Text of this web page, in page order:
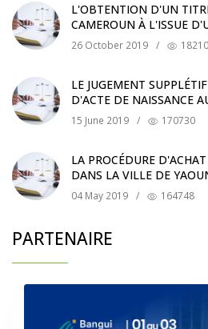
L'OBTENTION D'UN
CAMEROUN À L'ISSUE
26 October 2019 /
LE JUGEMENT
D'ACTE DE NAISSANCE
15 June 2019 / 170730
LA PROCÉDURE
DANS LA VILLE DE
04 May 2019 / 164748
PARTENAIRE